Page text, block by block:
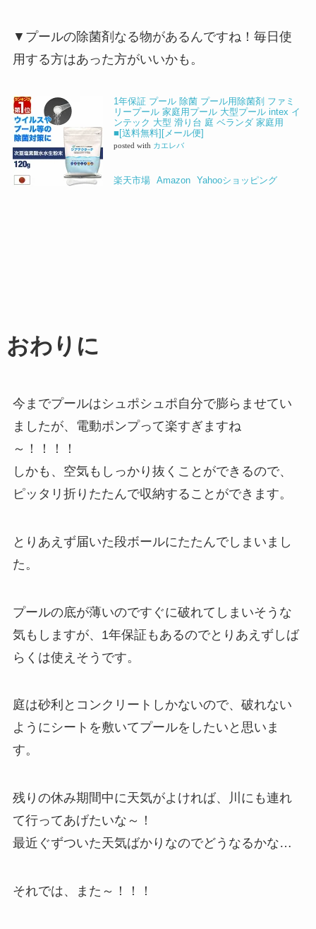
▼プールの除菌剤なる物があるんですね！毎日使
用する方はあった方がいいかも。
1年保証 プール 除菌 プール用除菌剤 ファミ
リープール 家庭用プール 大型プール intex イ
ンテック 大型 滑り台 庭 ベランダ 家庭用
■[送料無料][メール便]
posted with カエレバ
楽天市場 Amazon Yahooショッピング
おわりに
今までプールはシュポシュポ自分で膨らませてい
ましたが、電動ポンプって楽すぎますね
～！！！！
しかも、空気もしっかり抜くことができるので、
ピッタリ折りたたんで収納することができます。
とりあえず届いた段ボールにたたんでしまいまし
た。
プールの底が薄いのですぐに破れてしまいそうな
気もしますが、1年保証もあるのでとりあえずしば
らくは使えそうです。
庭は砂利とコンクリートしかないので、破れない
ようにシートを敷いてプールをしたいと思いま
す。
残りの休み期間中に天気がよければ、川にも連れ
て行ってあげたいな～！
最近ぐずついた天気ばかりなのでどうなるかな…
それでは、また～！！！